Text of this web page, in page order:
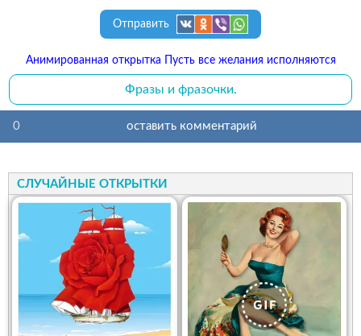
Отправить
Анимированная открытка Пусть все желания исполняются
Фразы и фразочки.
0 оставить комментарий
СЛУЧАЙНЫЕ ОТКРЫТКИ